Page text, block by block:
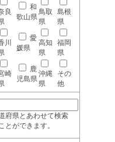
良
和
歌山県
鳥取
県
島根
県
川
愛
媛県
高知
県
福岡
県
崎
鹿
児島県
沖縄
県
その
他
府県とあわせて検索
とができます。